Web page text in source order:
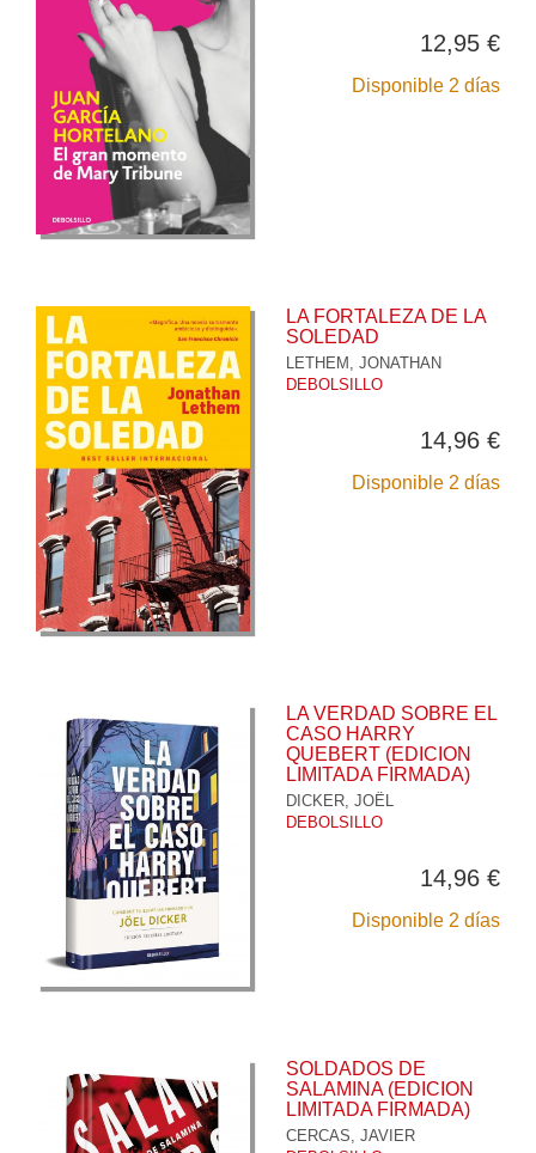
12,95 €
Disponible 2 días
LA FORTALEZA DE LA
SOLEDAD
LETHEM, JONATHAN
DEBOLSILLO
14,96 €
Disponible 2 días
LA VERDAD SOBRE EL
CASO HARRY
QUEBERT (EDICION
LIMITADA FIRMADA)
DICKER, JOËL
DEBOLSILLO
14,96 €
Disponible 2 días
SOLDADOS DE
SALAMINA (EDICION
LIMITADA FIRMADA)
CERCAS, JAVIER